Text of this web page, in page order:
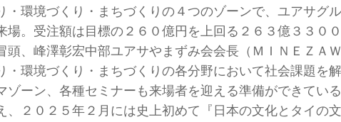
環境づくり・まちづくりの４つのゾーンで、ユアサグ
。受注額は目標の２６０億円を上回る２６３億３３０
、峰澤彰宏中部ユアサやまずみ会会長（ＭＩＮＥＺＡ
環境づくり・まちづくりの各分野において社会課題を
ゾーン、各種セミナーも来場者を迎える準備ができて
、２０２５年２月には史上初めて『日本の文化とタイ